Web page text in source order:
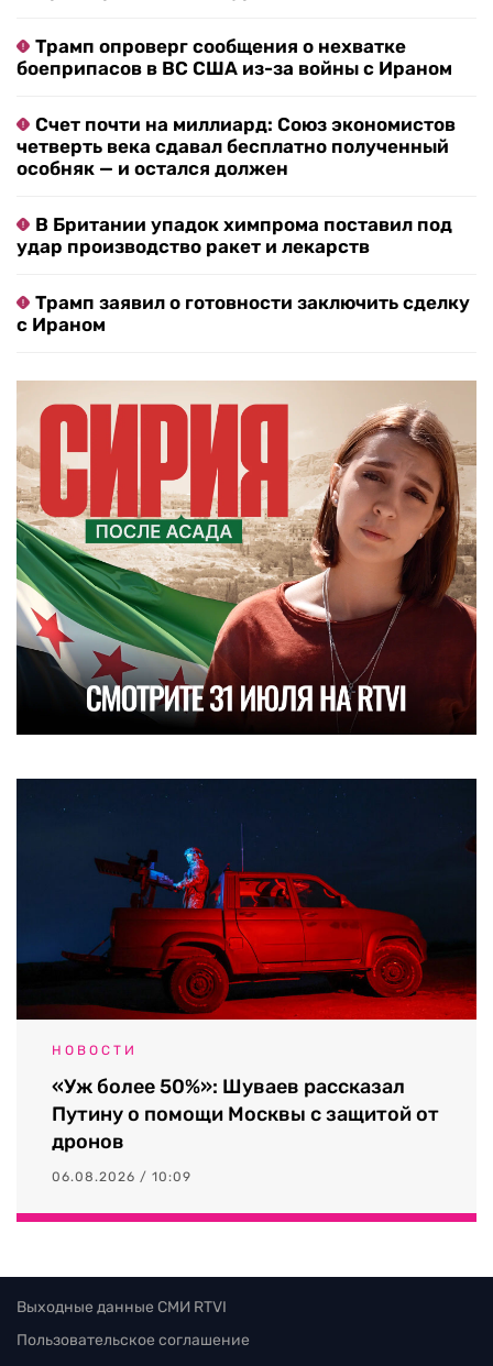
Трамп опроверг сообщения о нехватке
боеприпасов в ВС США из-за войны с Ираном
Счет почти на миллиард: Союз экономистов
четверть века сдавал бесплатно полученный
особняк — и остался должен
В Британии упадок химпрома поставил под
удар производство ракет и лекарств
Трамп заявил о готовности заключить сделку
с Ираном
НОВОСТИ
«Уж более 50%»: Шуваев рассказал
Путину о помощи Москвы с защитой от
дронов
06.08.2026 / 10:09
Выходные данные СМИ RTVI
Пользовательское соглашение